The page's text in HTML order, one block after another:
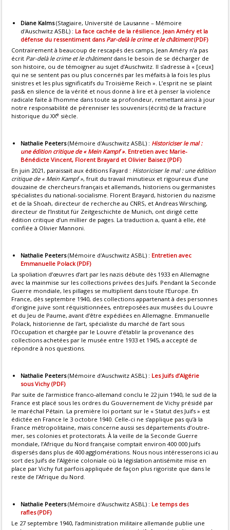
Diane Kalms(Stagiaire, Université de Lausanne – Mémoire
d'Auschwitz ASBL) : La face cachée de la résilience. Jean Améry et la
défense du ressentiment dans Par-delà le crime et le châtiment(PDF)
Contrairement à beaucoup de rescapés des camps, Jean Améry n’a pas
écrit Par-delà le crime et le châtimentdans le besoin de se décharger de
son histoire, ou de témoigner au sujet d’Auschwitz. Il s’adresse à « [ceux]
qui ne se sentent pas ou plus concernés par les méfaits à la fois les plus
sinistres et les plus significatifs du Troisième Reich ». L’esprit ne se plaint
pas& en silence de la vérité et nous donne à lire et à penser la violence
radicale faite à l’homme dans toute sa profondeur, remettant ainsi à jour
notre responsabilité de pérenniser les souvenirs (écrits) de la fracture
historique du XXe siècle.
Nathalie Peeters(Mémoire d'Auschwitz ASBL) : Historiciser le mal :
une édition critique de « Mein Kampf ». Entretien avec Marie-
Bénédicte Vincent, Florent Brayard et Olivier Baisez (PDF)
En juin 2021, paraissait aux éditions Fayard : Historiciser le mal : une édition
critique de « Mein Kampf », fruit du travail minutieux et rigoureux d’une
douzaine de chercheurs français et allemands, historiens ou germanistes
spécialistes du national-socialisme. Florent Brayard, historien du nazisme
et de la Shoah, directeur de recherche au CNRS, et Andreas Wirsching,
directeur de l’Institut für Zeitgeschichte de Munich, ont dirigé cette
édition critique d’un millier de pages. La traduction a, quant à elle, été
confiée à Olivier Mannoni.
Nathalie Peeters(Mémoire d'Auschwitz ASBL) : Entretien avec
Emmanuelle Polack (PDF)
La spoliation d’œuvres d’art par les nazis débute dès 1933 en Allemagne
avec la mainmise sur les collections privées des Juifs. Pendant la Seconde
Guerre mondiale, les pillages se multiplient dans toute l’Europe. En
France, dès septembre 1940, des collections appartenant à des personnes
d’origine juive sont réquisitionnées, entreposées aux musées du Louvre
et du Jeu de Paume, avant d’être expédiées en Allemagne. Emmanuelle
Polack, historienne de l'art, spécialiste du marché de l’art sous
l’Occupation et chargée par le Louvre d’établir la provenance des
collections achetées par le musée entre 1933 et 1945, a accepté de
répondre à nos questions.
Nathalie Peeters(Mémoire d'Auschwitz ASBL) : Les Juifs d’Algérie
sous Vichy (PDF)
Par suite de l’armistice franco-allemand conclu le 22 juin 1940, le sud de la
France est placé sous les ordres du Gouvernement de Vichy présidé par
le maréchal Pétain. La première loi portant sur le « Statut des Juifs » est
édictée en France le 3 octobre 1940. Celle-ci ne s’applique pas qu’à la
France métropolitaine, mais concerne aussi ses départements d’outre-
mer, ses colonies et protectorats. À la veille de la Seconde Guerre
mondiale, l’Afrique du Nord française comptait environ 400 000 Juifs
dispersés dans plus de 400 agglomérations. Nous nous intéresserons ici au
sort des Juifs de l’Algérie coloniale où la législation antisémite mise en
place par Vichy fut parfois appliquée de façon plus rigoriste que dans le
reste de l’Afrique du Nord.
Nathalie Peeters(Mémoire d'Auschwitz ASBL) : Le temps des
rafles (PDF)
Le 27 septembre 1940, l’administration militaire allemande publie une